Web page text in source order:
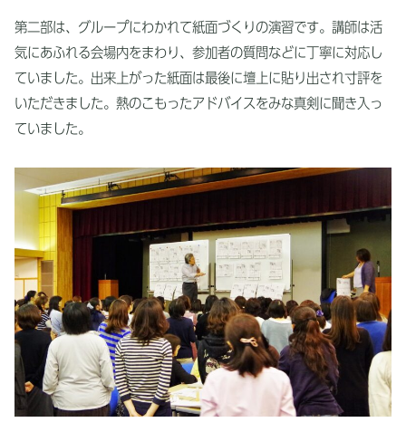
第二部は、グループにわかれて紙面づくりの演習です。講師は活
気にあふれる会場内をまわり、参加者の質問などに丁寧に対応し
ていました。出来上がった紙面は最後に壇上に貼り出され寸評を
いただきました。熱のこもったアドバイスをみな真剣に聞き入っ
ていました。